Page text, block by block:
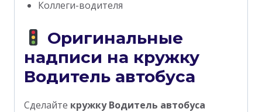
Коллеги-водителя
Оригинальные
надписи на кружку
Водитель автобуса
Сделайте кружку Водитель автобуса